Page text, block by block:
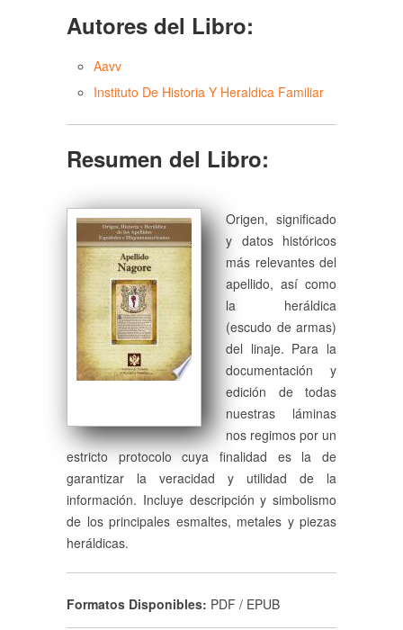
Autores del Libro:
Aavv
Instituto De Historia Y Heraldica Familiar
Resumen del Libro:
Origen, significado
y datos históricos
más relevantes del
apellido, así como
la heráldica
(escudo de armas)
del linaje. Para la
documentación y
edición de todas
nuestras láminas
nos regimos por un
estricto protocolo cuya finalidad es la de
garantizar la veracidad y utilidad de la
información. Incluye descripción y simbolismo
de los principales esmaltes, metales y piezas
heráldicas.
Formatos Disponibles: PDF / EPUB